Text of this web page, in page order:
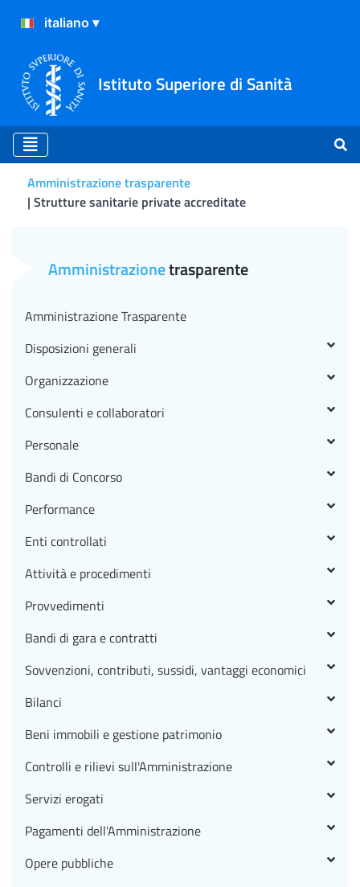
Istituto Superiore di Sanità
Amministrazione trasparente
Strutture sanitarie private accreditate
Amministrazionetrasparente
Amministrazione Trasparente
Disposizioni generali
Organizzazione
Consulenti e collaboratori
Personale
Bandi di Concorso
Performance
Enti controllati
Attività e procedimenti
Provvedimenti
Bandi di gara e contratti
Sovvenzioni, contributi, sussidi, vantaggi economici
Bilanci
Beni immobili e gestione patrimonio
Controlli e rilievi sull'Amministrazione
Servizi erogati
Pagamenti dell'Amministrazione
Opere pubbliche